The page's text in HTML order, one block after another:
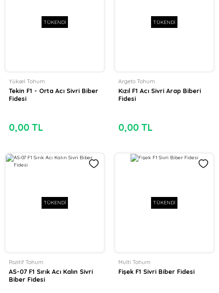
TÜKENDİ
Yüksel Tohum
Tekin F1 - Orta Acı Sivri Biber
Fidesi
0,00 TL
TÜKENDİ
Argeto Tohum
Kızıl F1 Acı Sivri Arap Biberi
Fidesi
0,00 TL
TÜKENDİ
Pozitif Tohum
AS-07 F1 Sırık Acı Kalın Sivri
Biber Fidesi
TÜKENDİ
Multi Tohum
Fişek F1 Sivri Biber Fidesi